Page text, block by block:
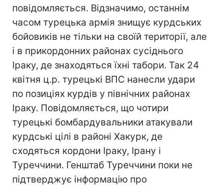
повідомляється. Відзначимо, останнім
часом турецька армія знищує курдських
бойовиків не тільки на своїй території, але
і в прикордонних районах сусіднього
Іраку, де знаходяться їхні табори. Так 24
квітня ц.р. турецькі ВПС нанесли удари
по позиціях курдів у північних районах
Іраку. Повідомляється, що чотири
турецькі бомбардувальники атакували
курдські цілі в районі Хакурк, де
сходяться кордони Іраку, Ірану і
Туреччини. Генштаб Туреччини поки не
підтверджує інформацію про